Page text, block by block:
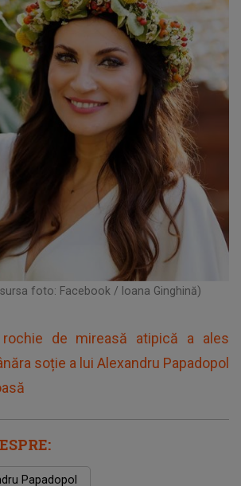
foto: Facebook / Ioana Ginghină)
de mireasă atipică a ales
soție a lui Alexandru Papadopol
Papadopol